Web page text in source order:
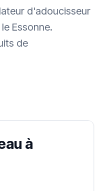
d'adoucisseur
Essonne.
de
à